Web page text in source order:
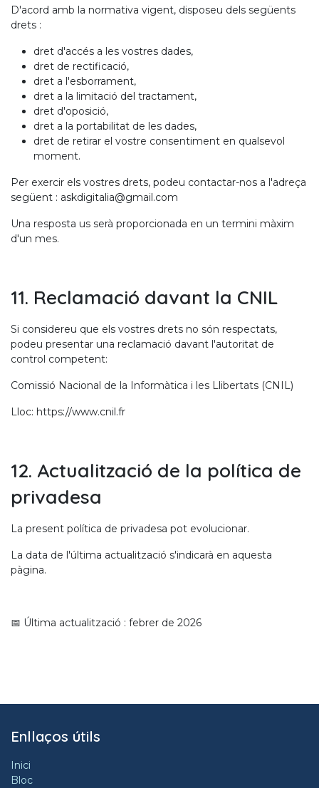
D'acord amb la normativa vigent, disposeu dels següents
drets :
dret d'accés a les vostres dades,
dret de rectificació,
dret a l'esborrament,
dret a la limitació del tractament,
dret d'oposició,
dret a la portabilitat de les dades,
dret de retirar el vostre consentiment en qualsevol
moment.
Per exercir els vostres drets, podeu contactar-nos a l'adreça
següent : askdigitalia@gmail.com
Una resposta us serà proporcionada en un termini màxim
d'un mes.
11. Reclamació davant la CNIL
Si considereu que els vostres drets no són respectats,
podeu presentar una reclamació davant l'autoritat de
control competent:
Comissió Nacional de la Informàtica i les Llibertats (CNIL)
Lloc: https://www.cnil.fr
12. Actualització de la política de
privadesa
La present política de privadesa pot evolucionar.
La data de l'última actualització s'indicarà en aquesta
pàgina.
📅 Última actualització : febrer de 2026
Enllaços útils
Inici
Bloc